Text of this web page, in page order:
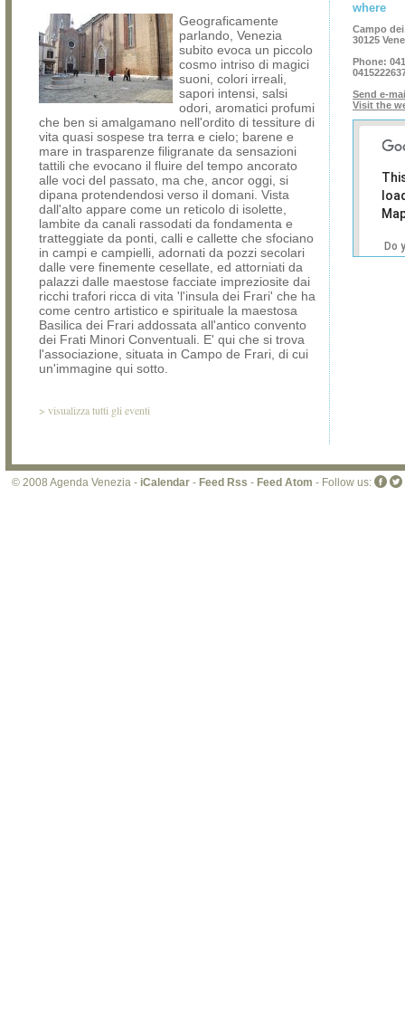
Geograficamente
parlando, Venezia
subito evoca un piccolo
cosmo intriso di magici
suoni, colori irreali,
sapori intensi, salsi
odori, aromatici profumi
che ben si amalgamano nell'ordito di tessiture di
vita quasi sospese tra terra e cielo; barene e
mare in trasparenze filigranate da sensazioni
tattili che evocano il fluire del tempo ancorato
alle voci del passato, ma che, ancor oggi, si
dipana protendendosi verso il domani. Vista
dall'alto appare come un reticolo di isolette,
lambite da canali rassodati da fondamenta e
tratteggiate da ponti, calli e callette che sfociano
in campi e campielli, adornati da pozzi secolari
dalle vere finemente cesellate, ed attorniati da
palazzi dalle maestose facciate impreziosite dai
ricchi trafori ricca di vita 'l'insula dei Frari' che ha
come centro artistico e spirituale la maestosa
Basilica dei Frari addossata all'antico convento
dei Frati Minori Conventuali. E' qui che si trova
l'associazione, situata in Campo de Frari, di cui
un'immagine qui sotto.
> visualizza tutti gli eventi
where
Campo
30125
Phone:
Send e-
Visit the
Do
© 2008 Agenda Venezia - iCalendar - Feed Rss - Feed Atom - Follow us: